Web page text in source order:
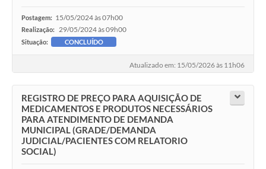
Postagem: 15/05/2024 às 07h00
Realização: 29/05/2024 às 09h00
Situação: CONCLUÍDO
Atualizado em: 15/05/2026 às 11h06
REGISTRO DE PREÇO PARA AQUISIÇÃO DE
MEDICAMENTOS E PRODUTOS NECESSÁRIOS
PARA ATENDIMENTO DE DEMANDA
MUNICIPAL (GRADE/DEMANDA
JUDICIAL/PACIENTES COM RELATORIO
SOCIAL)